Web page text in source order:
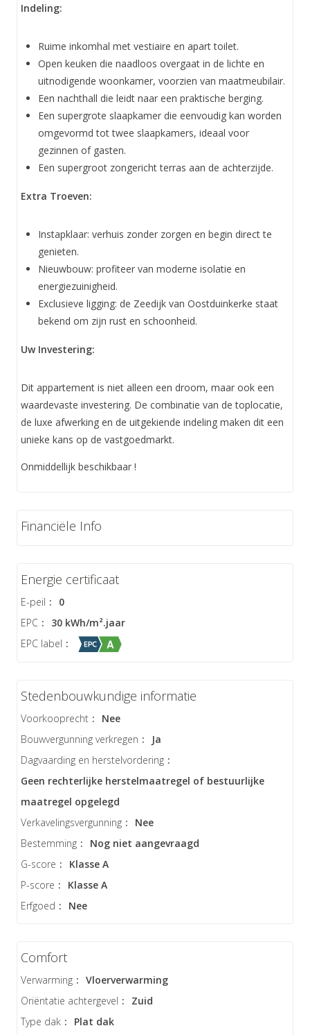
Indeling:
Ruime inkomhal met vestiaire en apart toilet.
Open keuken die naadloos overgaat in de lichte en
uitnodigende woonkamer, voorzien van maatmeubilair.
Een nachthall die leidt naar een praktische berging.
Een supergrote slaapkamer die eenvoudig kan worden
omgevormd tot twee slaapkamers, ideaal voor
gezinnen of gasten.
Een supergroot zongericht terras aan de achterzijde.
Extra Troeven:
Instapklaar: verhuis zonder zorgen en begin direct te
genieten.
Nieuwbouw: profiteer van moderne isolatie en
energiezuinigheid.
Exclusieve ligging: de Zeedijk van Oostduinkerke staat
bekend om zijn rust en schoonheid.
Uw Investering:
Dit appartement is niet alleen een droom, maar ook een
waardevaste investering. De combinatie van de toplocatie,
de luxe afwerking en de uitgekiende indeling maken dit een
unieke kans op de vastgoedmarkt.
Onmiddellijk beschikbaar !
Financiële Info
Energie certificaat
E-peil :
0
EPC :
30 kWh/m².jaar
EPC label :
Stedenbouwkundige informatie
Voorkooprecht :
Nee
Bouwvergunning verkregen :
Ja
Dagvaarding en herstelvordering :
Geen rechterlijke herstelmaatregel of bestuurlijke
maatregel opgelegd
Verkavelingsvergunning :
Nee
Bestemming :
Nog niet aangevraagd
G-score :
Klasse A
P-score :
Klasse A
Erfgoed : Nee
Comfort
Verwarming : Vloerverwarming
Oriëntatie achtergevel :
Zuid
Type dak :
Plat dak